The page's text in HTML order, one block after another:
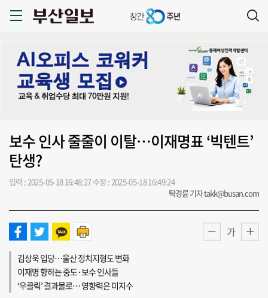
보수 인사 줄줄이 이탈…이재명표 ‘빅텐트’
탄생?
입력 : 2025-05-18 16:48:27수정 : 2025-05-18 16:49:24
탁경륜 기자 takk@busan.com
가
김상욱 입당…울산 정치지형도 변화
이재명 향하는 중도·보수 인사들
‘우클릭’ 결과물로… 영향력은 미지수